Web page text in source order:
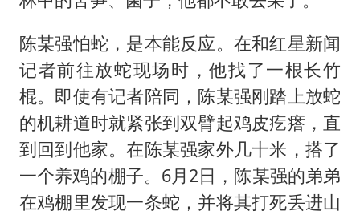
陈某强怕蛇，是本能反应。在和红星新闻
记者前往放蛇现场时，他找了一根长竹
棍。即使有记者陪同，陈某强刚踏上放蛇
的机耕道时就紧张到双臂起鸡皮疙瘩，直
到回到他家。在陈某强家外几十米，搭了
一个养鸡的棚子。6月2日，陈某强的弟弟
在鸡棚里发现一条蛇，并将其打死丢进山